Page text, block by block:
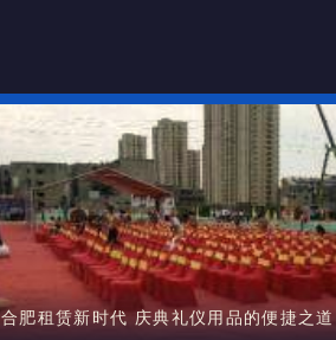
合肥租赁新时代 庆典礼仪用品的便捷之道